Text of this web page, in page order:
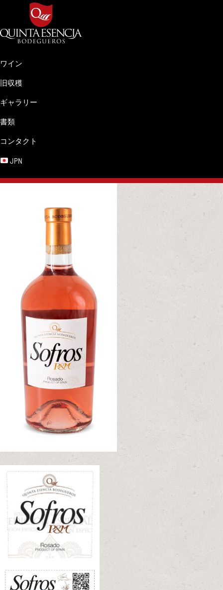
primary
navigation
main
content
primary
sidebar
footer
Quinta
Esencia
Tierra
Pasión.
ワイン
旧収穫
ギャラリー
書類
コンタクト
JPN